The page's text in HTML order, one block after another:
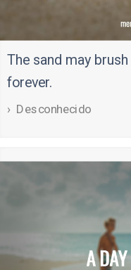
The sand may
forever.
Desconhecido